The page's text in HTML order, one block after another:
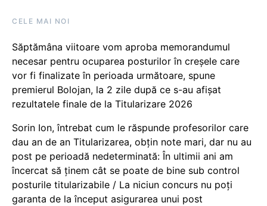
CELE MAI NOI
Săptămâna viitoare vom aproba memorandumul
necesar pentru ocuparea posturilor în creșele care
vor fi finalizate în perioada următoare, spune
premierul Bolojan, la 2 zile după ce s-au afișat
rezultatele finale de la Titularizare 2026
Sorin Ion, întrebat cum le răspunde profesorilor care
dau an de an Titularizarea, obțin note mari, dar nu au
post pe perioadă nedeterminată: În ultimii ani am
încercat să ținem cât se poate de bine sub control
posturile titularizabile / La niciun concurs nu poți
garanta de la început asigurarea unui post